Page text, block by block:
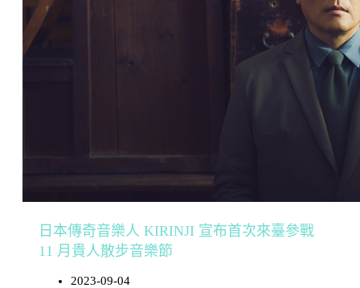
日本傳奇音樂人 KIRINJI 宣布首次來臺參戰
11 月貴人散步音樂節
2023-09-04